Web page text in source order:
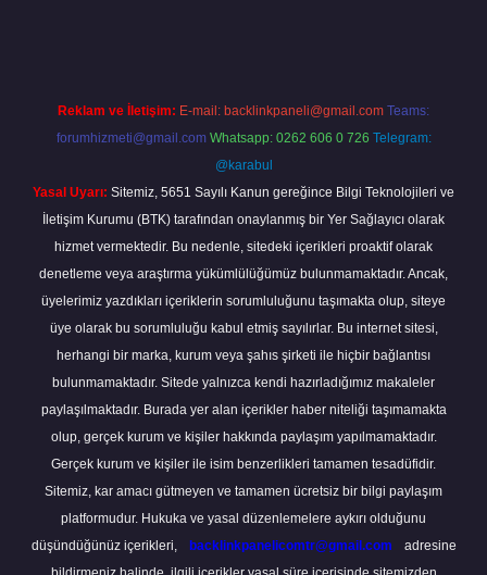
Reklam ve İletişim: E-mail: backlinkpaneli@gmail.com Teams:
forumhizmeti@gmail.com Whatsapp: 0262 606 0 726 Telegram:
@karabul
Yasal Uyarı: Sitemiz, 5651 Sayılı Kanun gereğince Bilgi Teknolojileri ve
İletişim Kurumu (BTK) tarafından onaylanmış bir Yer Sağlayıcı olarak
hizmet vermektedir. Bu nedenle, sitedeki içerikleri proaktif olarak
denetleme veya araştırma yükümlülüğümüz bulunmamaktadır. Ancak,
üyelerimiz yazdıkları içeriklerin sorumluluğunu taşımakta olup, siteye
üye olarak bu sorumluluğu kabul etmiş sayılırlar. Bu internet sitesi,
herhangi bir marka, kurum veya şahıs şirketi ile hiçbir bağlantısı
bulunmamaktadır. Sitede yalnızca kendi hazırladığımız makaleler
paylaşılmaktadır. Burada yer alan içerikler haber niteliği taşımamakta
olup, gerçek kurum ve kişiler hakkında paylaşım yapılmamaktadır.
Gerçek kurum ve kişiler ile isim benzerlikleri tamamen tesadüfidir.
Sitemiz, kar amacı gütmeyen ve tamamen ücretsiz bir bilgi paylaşım
platformudur. Hukuka ve yasal düzenlemelere aykırı olduğunu
düşündüğünüz içerikleri,
backlinkpanelicomtr@gmail.com
adresine